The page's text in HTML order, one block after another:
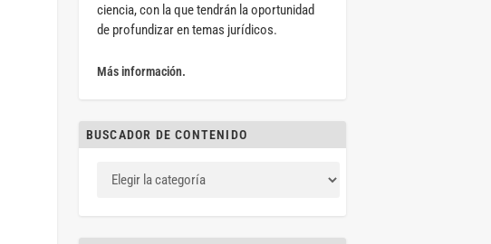
ciencia, con la que tendrán la oportunidad
de profundizar en temas jurídicos.
Más información.
BUSCADOR DE CONTENIDO